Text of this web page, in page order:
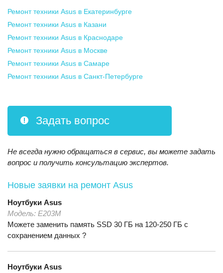
Ремонт техники Asus в Екатеринбурге
Ремонт техники Asus в Казани
Ремонт техники Asus в Краснодаре
Ремонт техники Asus в Москве
Ремонт техники Asus в Самаре
Ремонт техники Asus в Санкт-Петербурге
Задать вопрос
Не всегда нужно обращаться в сервис, вы можете задать
вопрос и получить консультацию экспертов.
Новые заявки на ремонт Asus
Ноутбуки Asus
Модель: Е203М
Можете заменить память SSD 30 ГБ на 120-250 ГБ с
сохранением данных ?
Ноутбуки Asus